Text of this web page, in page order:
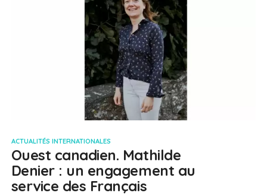
ACTUALITÉS INTERNATIONALES
Ouest canadien. Mathilde
Denier : un engagement au
service des Français